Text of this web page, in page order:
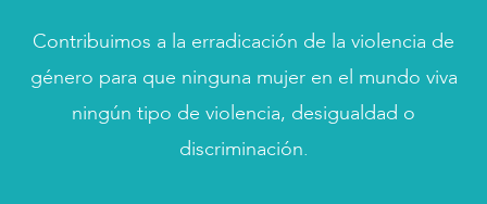
Contribuimos a la erradicación de la violencia de
género para que ninguna mujer en el mundo viva
ningún tipo de violencia, desigualdad o
discriminación.